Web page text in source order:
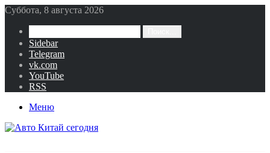
Суббота, 8 августа 2026
Sidebar
Telegram
vk.com
YouTube
RSS
Меню